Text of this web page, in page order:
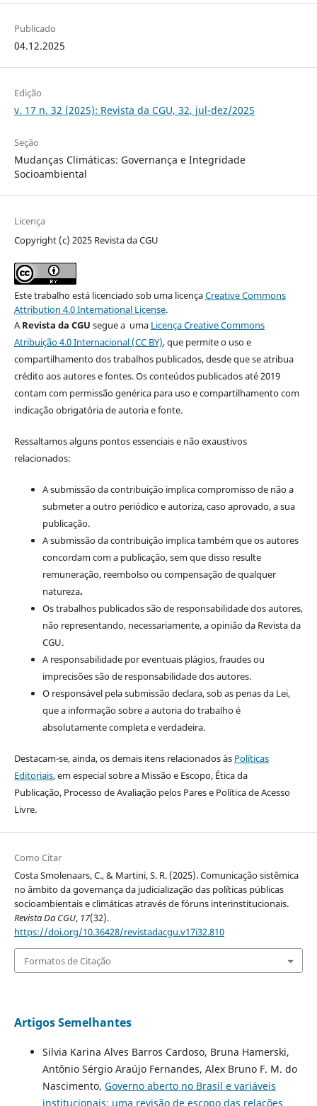
Publicado
04.12.2025
Edição
v. 17 n. 32 (2025): Revista da CGU, 32, jul-dez/2025
Seção
Mudanças Climáticas: Governança e Integridade
Socioambiental
Licença
Copyright (c) 2025 Revista da CGU
Este trabalho está licenciado sob uma licençaCreative Commons
Attribution 4.0 International License.
ARevista da CGU segue a uma Licença Creative Commons
Atribuição 4.0 Internacional (CC BY), que permite o uso e
compartilhamento dos trabalhos publicados, desde que se atribua
crédito aos autores e fontes. Os conteúdos publicados até 2019
contam com permissão genérica para uso e compartilhamento com
indicação obrigatória de autoria e fonte.
Ressaltamos alguns pontos essenciais e não exaustivos
relacionados:
A submissão da contribuição implica compromisso de não a
submeter a outro periódico e autoriza, caso aprovado, a sua
publicação.
A submissão da contribuição implica também que os autores
concordam com a publicação, sem que disso resulte
remuneração, reembolso ou compensação de qualquer
natureza.
Os trabalhos publicados são de responsabilidade dos autores,
não representando, necessariamente, a opinião da Revista da
CGU.
A responsabilidade por eventuais plágios, fraudes ou
imprecisões são de responsabilidade dos autores.
O responsável pela submissão declara, sob as penas da Lei,
que a informação sobre a autoria do trabalho é
absolutamente completa e verdadeira.
Destacam-se, ainda, os demais itens relacionados às Políticas
Editoriais, em especial sobre a Missão e Escopo, Ética da
Publicação, Processo de Avaliação pelos Pares e Política de Acesso
Livre.
Como Citar
Costa Smolenaars, C., & Martini, S. R. (2025). Comunicação sistêmica
no âmbito da governança da judicialização das políticas públicas
socioambientais e climáticas através de fóruns interinstitucionais.
Revista Da CGU, 17(32).
https://doi.org/10.36428/revistadacgu.v17i32.810
Formatos de Citação
Artigos Semelhantes
Silvia Karina Alves Barros Cardoso, Bruna Hamerski,
Antônio Sérgio Araújo Fernandes, Alex Bruno F. M. do
Nascimento, Governo aberto no Brasil e variáveis
institucionais: uma revisão de escopo das relações